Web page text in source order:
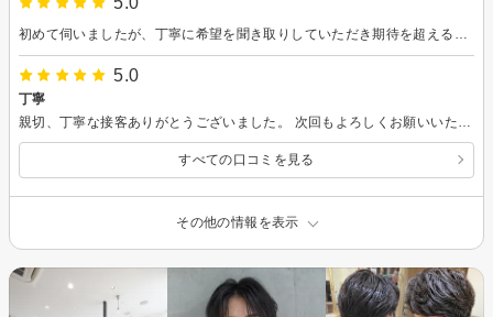
5.0
丁寧
すべての口コミを見る
その他の情報を表示